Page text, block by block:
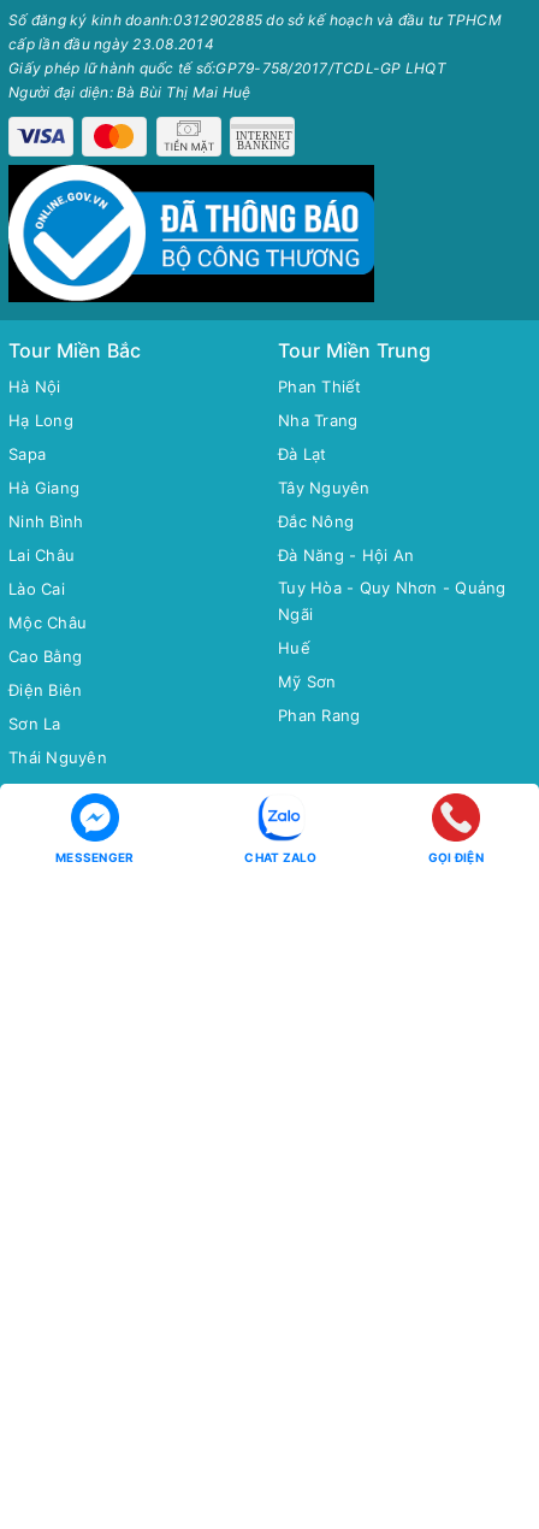
Số đăng ký kinh doanh:0312902885 do sở kế hoạch và đầu tư TPHCM
cấp lần đầu ngày 23.08.2014
Giấy phép lữ hành quốc tế số:GP79-758/2017/TCDL-GP LHQT
Người đại diện: Bà Bùi Thị Mai Huệ
Tour Miền Bắc
Hà Nội
Hạ Long
Sapa
Hà Giang
Ninh Bình
Lai Châu
Lào Cai
Mộc Châu
Cao Bằng
Điện Biên
Sơn La
Thái Nguyên
Tour Miền Trung
Phan Thiết
Nha Trang
Đà Lạt
Tây Nguyên
Đắc Nông
Đà Năng - Hội An
Tuy Hòa - Quy Nhơn - Quảng
Ngãi
Huế
Mỹ Sơn
Phan Rang
Tour Miền Nam Tour Quốc tế
MESSENGER CHAT ZALO GỌI ĐIỆN